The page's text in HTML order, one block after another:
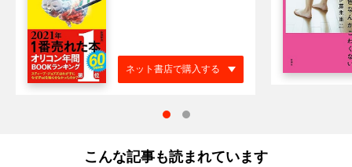
ネット書店で購入する
こんな記事も読まれています